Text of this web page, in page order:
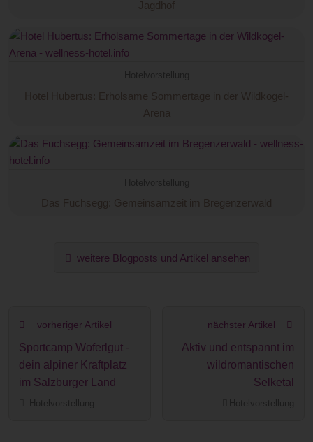
Jagdhof
Hotel Hubertus: Erholsame Sommertage in der Wildkogel-
Arena
Das Fuchsegg: Gemeinsamzeit im Bregenzerwald
weitere Blogposts und Artikel ansehen
vorheriger Artikel
Sportcamp Woferlgut -
dein alpiner Kraftplatz
im Salzburger Land
nächster Artikel
Aktiv und entspannt im
wildromantischen
Selketal